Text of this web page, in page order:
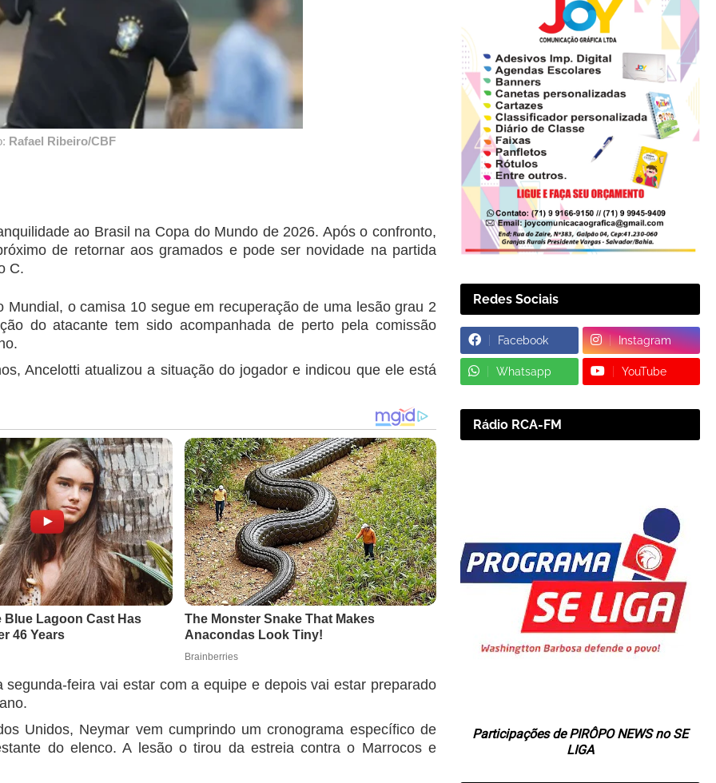
Rafael Ribeiro/CBF
ao Brasil na Copa do Mundo de 2026. Após o confronto,
de retornar aos gramados e pode ser novidade na partida
C.
o camisa 10 segue em recuperação de uma lesão grau 2
do atacante tem sido acompanhada de perto pela comissão
Ancelotti atualizou a situação do jogador e indicou que ele está
feira vai estar com a equipe e depois vai estar preparado
Unidos, Neymar vem cumprindo um cronograma específico de
do elenco. A lesão o tirou da estreia contra o Marrocos e
Redes Sociais
Facebook Instagram
Whatsapp YouTube
Rádio RCA-FM
Participações de PIRÔPO NEWS no SE
LIGA